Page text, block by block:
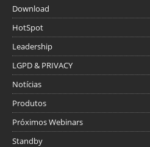
Download
HotSpot
Leadership
LGPD & PRIVACY
Notícias
Produtos
Próximos Webinars
Standby